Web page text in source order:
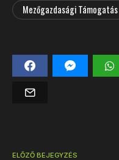
Mezőgazdasági Támogatás
ELŐZŐ BEJEGYZÉS